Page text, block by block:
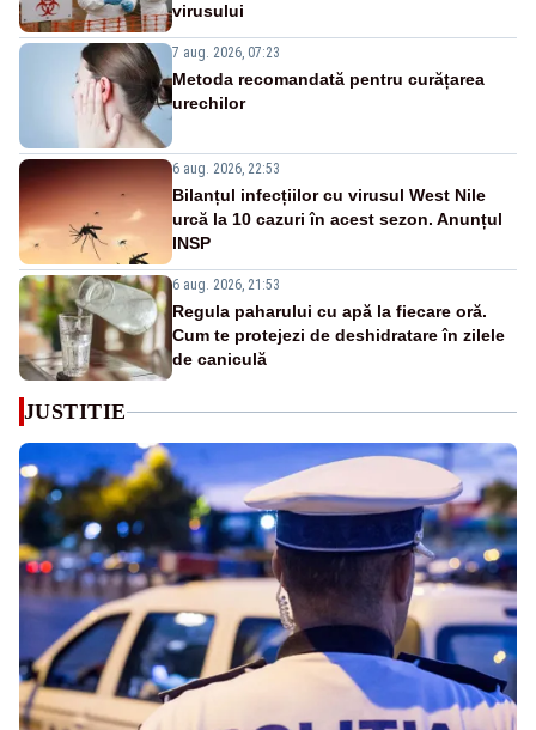
virusului
7 aug. 2026, 07:23
Metoda recomandată pentru curățarea
urechilor
6 aug. 2026, 22:53
Bilanțul infecțiilor cu virusul West Nile
urcă la 10 cazuri în acest sezon. Anunțul
INSP
6 aug. 2026, 21:53
Regula paharului cu apă la fiecare oră.
Cum te protejezi de deshidratare în zilele
de caniculă
JUSTITIE